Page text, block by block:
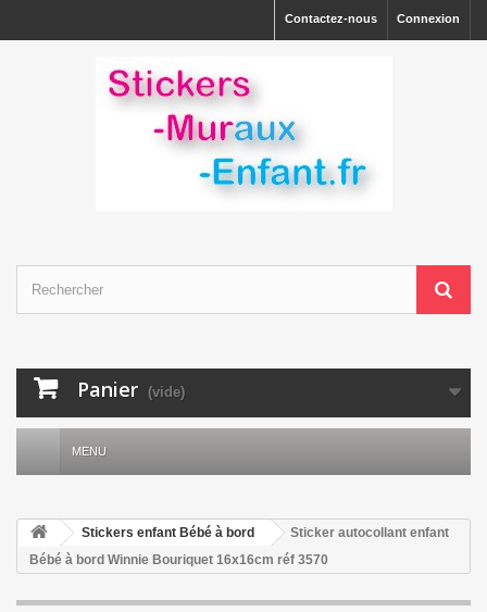
Connexion
Contactez-nous
Panier (vide)
MENU
Stickers enfant Bébé à bord
Sticker autocollant enfant
Bébé à bord Winnie Bouriquet 16x16cm réf 3570